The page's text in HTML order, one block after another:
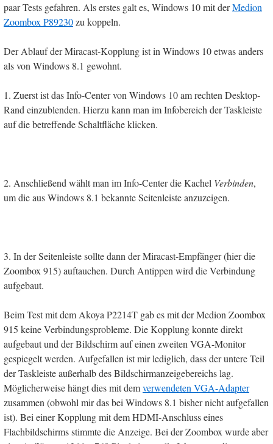
paar Tests gefahren. Als erstes galt es, Windows 10 mit derMedion
Zoombox P89230zu koppeln.
Der Ablauf der Miracast-Kopplung ist in Windows 10 etwas anders
als von Windows 8.1 gewohnt.
1. Zuerst ist das Info-Center von Windows 10 am rechten Desktop-
Rand einzublenden. Hierzu kann man im Infobereich der Taskleiste
auf die betreffende Schaltfläche klicken.
2. Anschließend wählt man im Info-Center die Kachel Verbinden,
um die aus Windows 8.1 bekannte Seitenleiste anzuzeigen.
3. In der Seitenleiste sollte dann der Miracast-Empfänger (hier die
Zoombox 915) auftauchen. Durch Antippen wird die Verbindung
aufgebaut.
Beim Test mit dem Akoya P2214T gab es mit der Medion Zoombox
915 keine Verbindungsprobleme. Die Kopplung konnte direkt
aufgebaut und der Bildschirm auf einen zweiten VGA-Monitor
gespiegelt werden. Aufgefallen ist mir lediglich, dass der untere Teil
der Taskleiste außerhalb des Bildschirmanzeigebereichs lag.
Möglicherweise hängt dies mit demverwendeten VGA-Adapter
zusammen (obwohl mir das bei Windows 8.1 bisher nicht aufgefallen
ist). Bei einer Kopplung mit dem HDMI-Anschluss eines
Flachbildschirms stimmte die Anzeige. Bei der Zoombox wurde aber